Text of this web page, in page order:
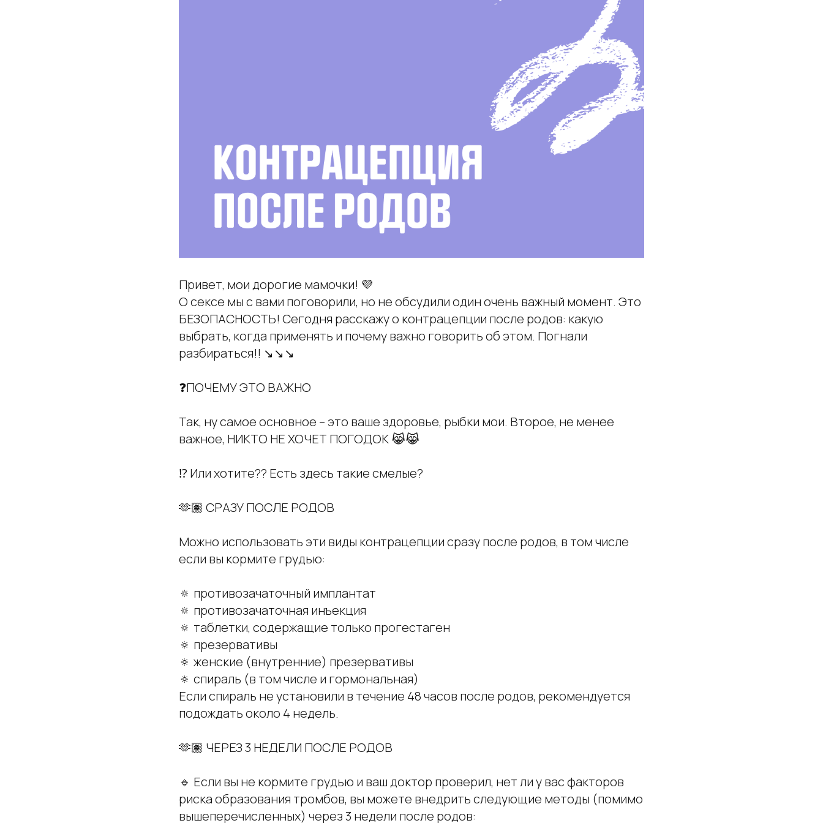
Привет, мои дорогие мамочки! 💜
О сексе мы с вами поговорили, но не обсудили один очень важный момент. Это
БЕЗОПАСНОСТЬ! Сегодня расскажу о контрацепции после родов: какую
выбрать, когда применять и почему важно говорить об этом. Погнали
разбираться!! ↘️↘️↘️
❓ПОЧЕМУ ЭТО ВАЖНО
Так, ну самое основное – это ваше здоровье, рыбки мои. Второе, не менее
важное, НИКТО НЕ ХОЧЕТ ПОГОДОК 😹😹
⁉️ Или хотите?? Есть здесь такие смелые?
🫶🏽 СРАЗУ ПОСЛЕ РОДОВ
Можно использовать эти виды контрацепции сразу после родов, в том числе
если вы кормите грудью:
🔅 противозачаточный имплантат
🔅 противозачаточная инъекция
🔅 таблетки, содержащие только прогестаген
🔅 презервативы
🔅 женские (внутренние) презервативы
🔅 спираль (в том числе и гормональная)
Если спираль не установили в течение 48 часов после родов, рекомендуется
подождать около 4 недель.
🫶🏽 ЧЕРЕЗ 3 НЕДЕЛИ ПОСЛЕ РОДОВ
🔹 Если вы не кормите грудью и ваш доктор проверил, нет ли у вас факторов
риска образования тромбов, вы можете внедрить следующие методы (помимо
вышеперечисленных) через 3 недели после родов: